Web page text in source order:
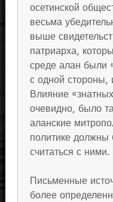
осетинской
весьма
выше
патриарха,
среде алан были
с одной стороны,
Влияние
очевидно, было
аланские
политике должны
считаться с ними.
Письменные
более